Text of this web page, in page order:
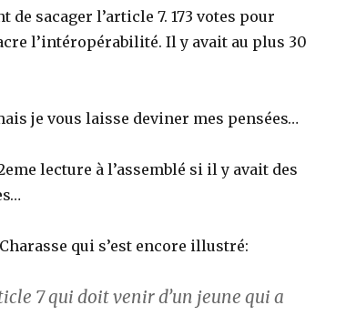
sacager l’article 7. 173 votes pour
l’intéropérabilité. Il y avait au plus 30
je vous laisse deviner mes pensées…
lecture à l’assemblé si il y avait des
qui s’est encore illustré:
7 qui doit venir d’un jeune qui a